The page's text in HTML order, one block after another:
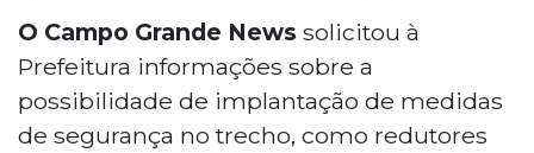
O Campo Grande News solicitou à
Prefeitura informações sobre a
possibilidade de implantação de medidas
de segurança no trecho, como redutores